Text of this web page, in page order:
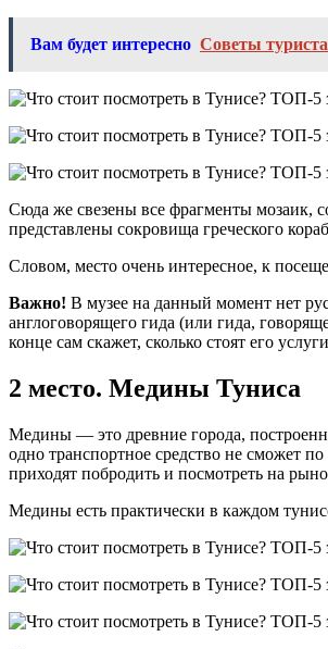
Вам будет интересно Советы
Сюда же свезены все фрагменты мозаик,
представлены сокровища греческого
Словом, место очень интересное, к
Важно! В музее на данный момент нет
англоговорящего гида (или гида,
конце сам скажет, сколько стоят его
2 место. Медины Туниса
Медины — это древние города,
одно транспортное средство не сможет
приходят побродить и посмотреть на
Медины есть практически в каждом